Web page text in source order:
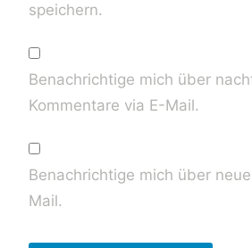
speichern.
Benachrichtige mich über
Kommentare via E-Mail.
Benachrichtige mich über
Mail.